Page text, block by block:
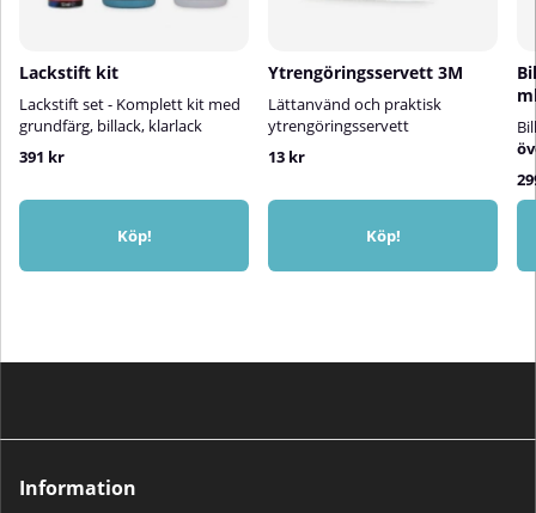
Lackstift kit
Lackstift set - Komplett kit med
grundfärg, billack, klarlack
391 kr
Köp!
Ytrengöringsservett 3M
Lättanvänd och praktisk
ytrengöringsservett
13 kr
Köp!
Information